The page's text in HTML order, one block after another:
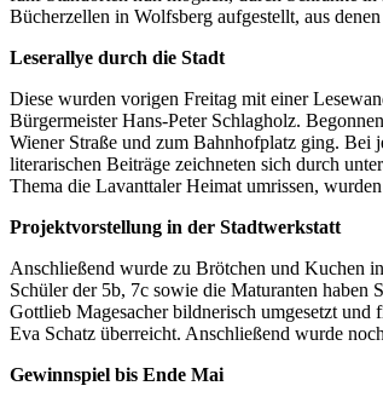
Bücherzellen in Wolfsberg aufgestellt, aus
Leserallye durch die Stadt
Diese wurden vorigen Freitag mit einer
Bürgermeister Hans-Peter Schlagholz.
Wiener Straße und zum Bahnhofplatz ging. Bei
literarischen Beiträge zeichneten sich durch
Thema die Lavanttaler Heimat umrissen,
Projektvorstellung in der Stadtwerkstatt
Anschließend wurde zu Brötchen und Kuchen
Schüler der 5b, 7c sowie die Maturanten
Gottlieb Magesacher bildnerisch umgesetzt
Eva Schatz überreicht. Anschließend wurde
Gewinnspiel bis Ende Mai